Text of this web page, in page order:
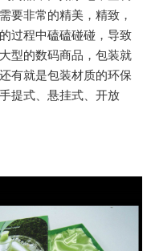
要非常的精美，精致，
过程中磕磕碰碰，导致
型的数码商品，包装就
有就是包装材质的环保
提式、悬挂式、开放